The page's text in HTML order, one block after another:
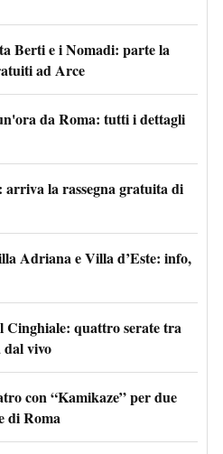
Berti e i Nomadi: parte la
ad Arce
da Roma: tutti i dettagli
la rassegna gratuita di
Adriana e Villa d’Este: info,
Cinghiale: quattro serate tra
vivo
con “Kamikaze” per due
di Roma